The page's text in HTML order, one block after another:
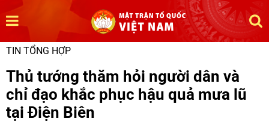
TIN TỔNG HỢP
Thủ tướng thăm hỏi người dân và
chỉ đạo khắc phục hậu quả mưa lũ
tại Điện Biên